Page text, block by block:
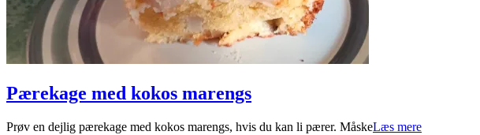
Pærekage med kokos marengs
2024-
Prøv en dejlig pærekage med kokos marengs, hvis du kan li pærer. MåskeLæs mere